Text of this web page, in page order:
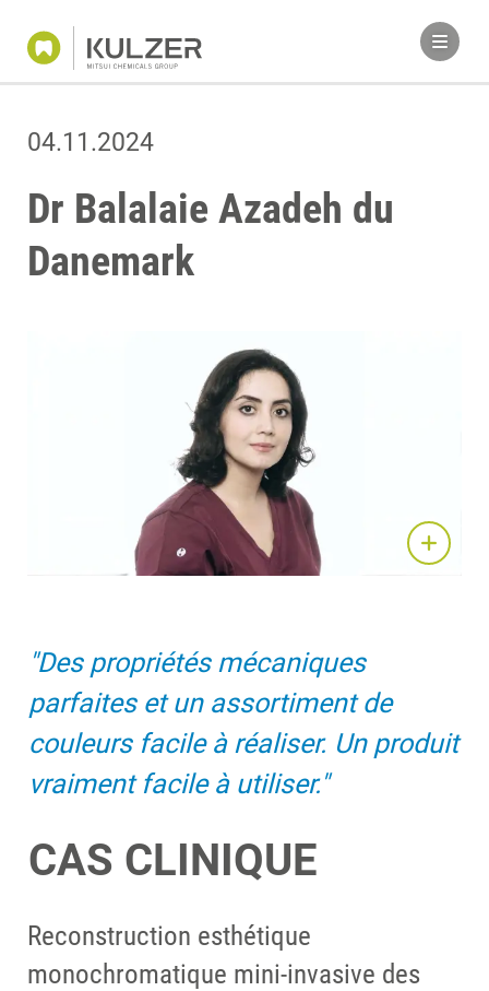
04.11.2024
Dr Balalaie Azadeh du
Danemark
"Des propriétés mécaniques
parfaites et un assortiment de
couleurs facile à réaliser. Un produit
vraiment facile à utiliser."
CAS CLINIQUE
Reconstruction esthétique
monochromatique mini-invasive des